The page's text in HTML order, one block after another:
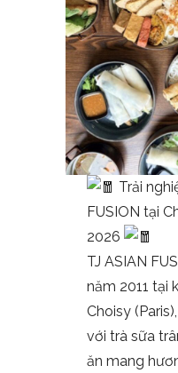
Trải
FUSION tại
2026
TJ ASIAN
năm 2011 tại
Choisy
với trà sữa
ăn mang